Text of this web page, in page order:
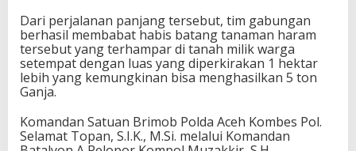
Dari perjalanan panjang tersebut, tim gabungan
berhasil membabat habis batang tanaman haram
tersebut yang terhampar di tanah milik warga
setempat dengan luas yang diperkirakan 1 hektar
lebih yang kemungkinan bisa menghasilkan 5 ton
Ganja.
Komandan Satuan Brimob Polda Aceh Kombes Pol.
Selamat Topan, S.I.K., M.Si. melalui Komandan